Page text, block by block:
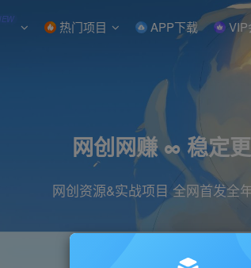
热门项目 APP下载 VIP
网创网赚 ∞ 稳定
网创资源&实战项目 全网首发全